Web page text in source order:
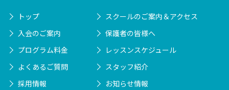
トップ
スクールのご案内＆アクセス
入会のご案内
保護者の皆様へ
プログラム料金
レッスンスケジュール
よくあるご質問
スタッフ紹介
採用情報
お知らせ情報